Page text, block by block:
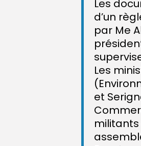
Les
d’un
par Me
Les
et